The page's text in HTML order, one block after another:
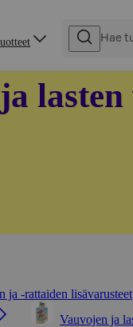
ja -rattaiden lisävarusteet
Vauvojen ja